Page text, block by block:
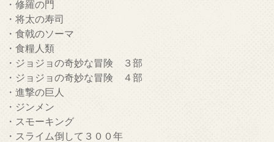
・修羅の門
・将太の寿司
・食戟のソーマ
・食糧人類
・ジョジョの奇妙な冒険 ３部
・ジョジョの奇妙な冒険 ４部
・進撃の巨人
・ジンメン
・スモーキング
・スライム倒して３００年